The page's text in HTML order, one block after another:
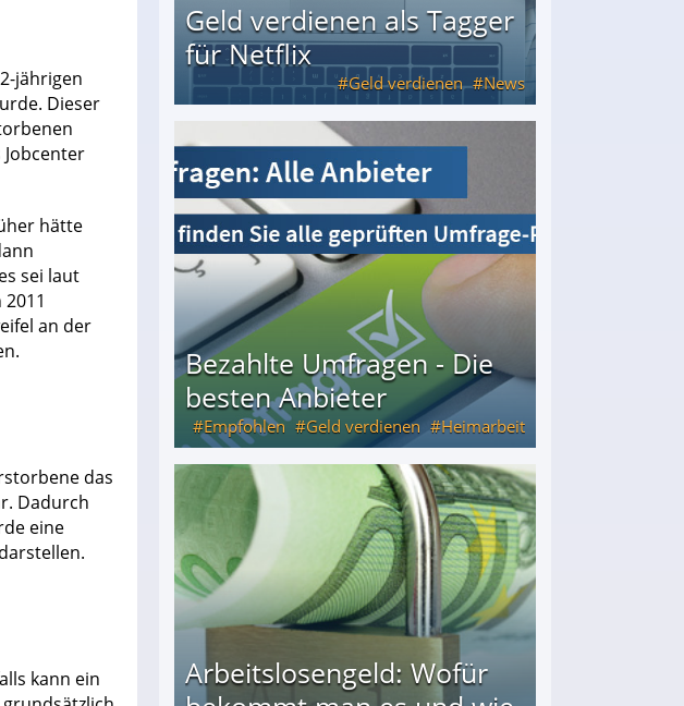
jährigen
Dieser
hätte
sei laut
an der
das
Dadurch
eine
kann ein
Geld verdienen als Tagger
für Netflix
Geld verdienen News
für Netflix
Bezahlte Umfragen - Die
besten Anbieter
Empfohlen Geld verdienen Heimarbeit
besten Anbieter
Arbeitslosengeld: Wofür